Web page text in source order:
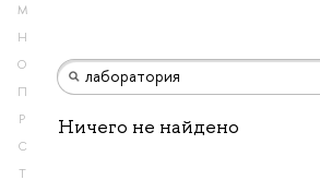
М
Н
О
П
Р
С
Т
Ничего не найдено